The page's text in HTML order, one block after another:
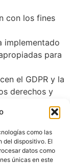
como las
del dispositivo. El
datos como
únicas en este
con los fines
implementado
para
el GDPR y la
derechos y
de
a